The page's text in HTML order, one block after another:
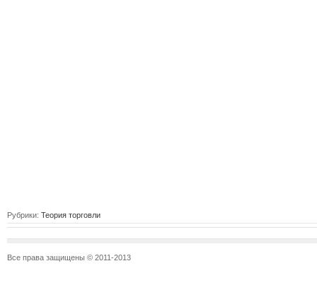
Рубрики: Теория торговли
Все права защищены © 2011-2013